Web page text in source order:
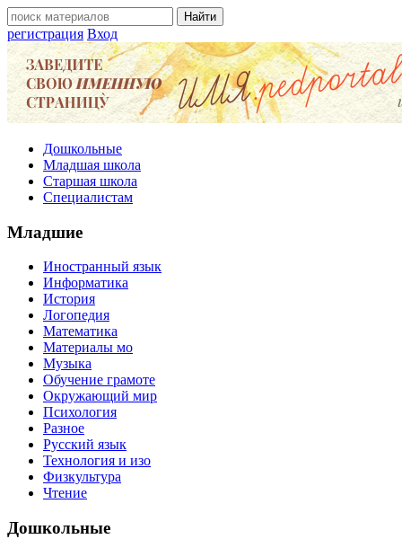
регистрация Вход
Дошкольные
Младшая школа
Старшая школа
Специалистам
Младшие
Иностранный язык
Информатика
История
Логопедия
Математика
Материалы мо
Музыка
Обучение грамоте
Окружающий мир
Психология
Разное
Русский язык
Технология и изо
Физкультура
Чтение
Дошкольные